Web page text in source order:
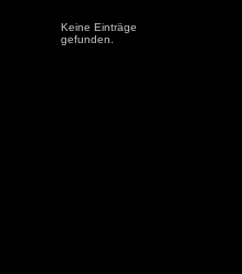
Keine Einträge
gefunden.